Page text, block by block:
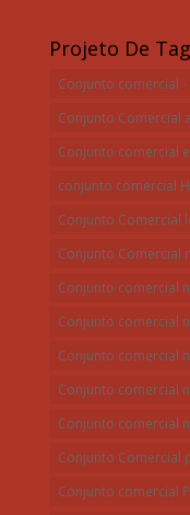
Projeto De
Conjunto comercial
Conjunto Comercial
Conjunto comercial
conjunto comercial
Conjunto Comercial
Conjunto Comercial
Conjunto comercial
Conjunto comercial
Conjunto comercial
Conjunto comercial
Conjunto comercial
Conjunto Comercial
Conjunto comercial